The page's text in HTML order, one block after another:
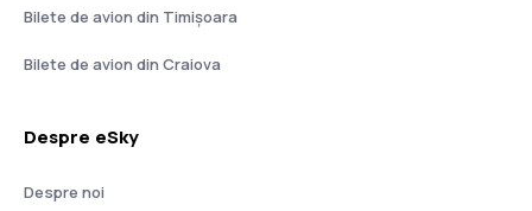
Bilete de avion din Timișoara
Bilete de avion din Craiova
Despre eSky
Despre noi